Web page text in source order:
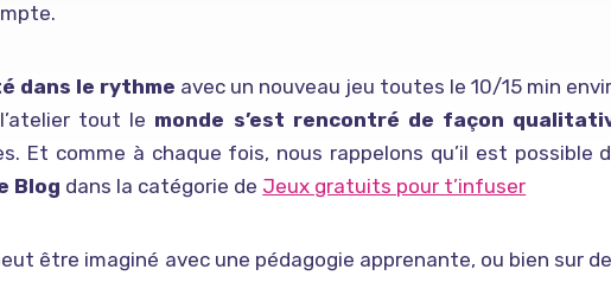
dans le rythme avec un nouveau jeu toutes le 10/15 min
tout le monde s’est rencontré de façon
Et comme à chaque fois, nous rappelons qu’il est possible
Blog dans la catégorie de Jeux gratuits pour t’infuser
être imaginé avec une pédagogie apprenante, ou bien sur